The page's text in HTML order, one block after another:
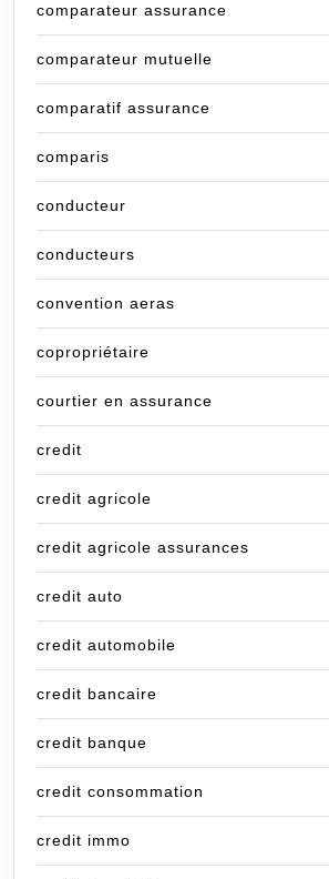
comparateur assurance
comparateur mutuelle
comparatif assurance
comparis
conducteur
conducteurs
convention aeras
copropriétaire
courtier en assurance
credit
credit agricole
credit agricole assurances
credit auto
credit automobile
credit bancaire
credit banque
credit consommation
credit immo